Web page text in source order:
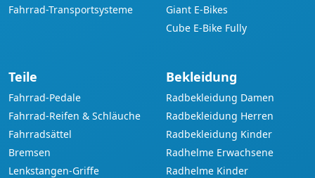
Fahrrad-Transportsysteme
Giant E-Bikes
Cube E-Bike Fully
Teile
Fahrrad-Pedale
Fahrrad-Reifen & Schläuche
Fahrradsättel
Bremsen
Lenkstangen-Griffe
Bekleidung
Radbekleidung Damen
Radbekleidung Herren
Radbekleidung Kinder
Radhelme Erwachsene
Radhelme Kinder